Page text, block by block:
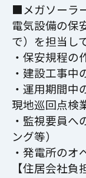
■メガソーラ
電気設備の保
で）を担当し
・保安規程の
・建設工事中
・運用期間中
現地巡回点検
・監視要員へ
ング等）
・発電所のオ
【住居会社負